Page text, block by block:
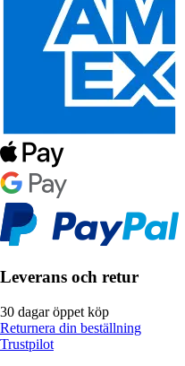
Leverans och retur
30 dagar öppet köp
Returnera din beställning
Trustpilot